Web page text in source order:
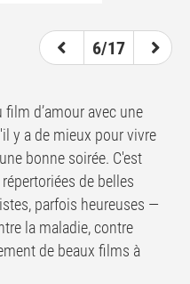
6/17
d’amour avec une
y a de mieux pour vivre
bonne soirée. C'est
de belles
parfois heureuses —
la maladie, contre
de beaux films à